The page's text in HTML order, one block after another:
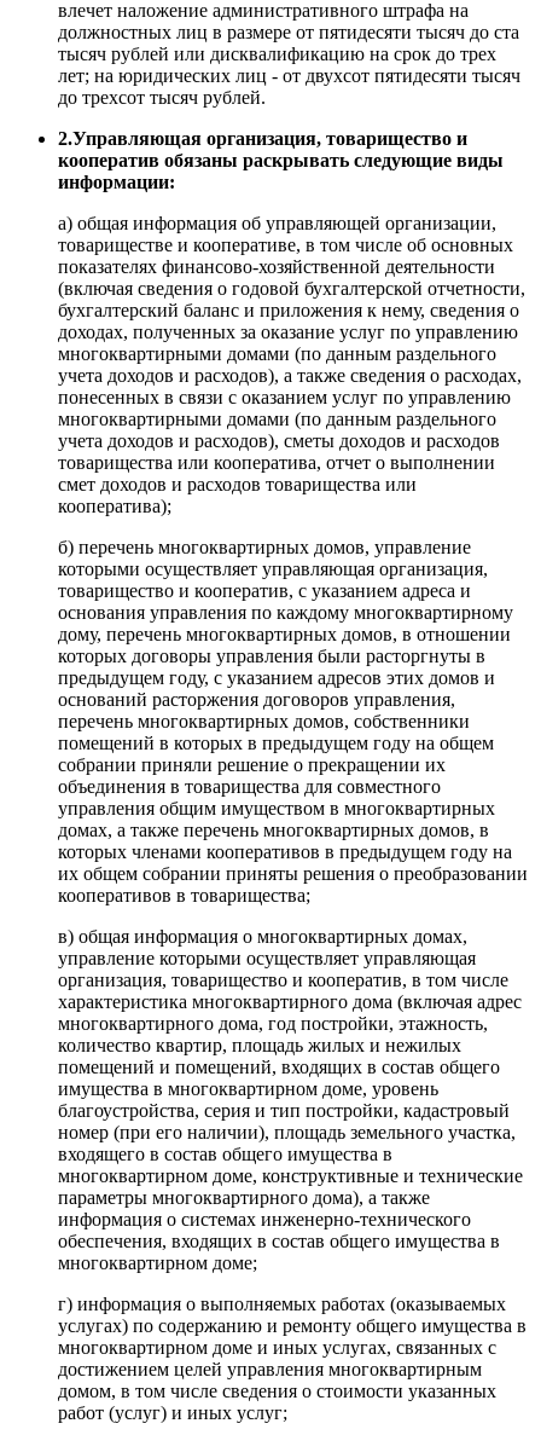
влечет наложение административного штрафа на
должностных лиц в размере от пятидесяти тысяч до ста
тысяч рублей или дисквалификацию на срок до трех
лет; на юридических лиц - от двухсот пятидесяти тысяч
до трехсот тысяч рублей.
2.Управляющая организация, товарищество и
кооператив обязаны раскрывать следующие виды
информации:
а) общая информация об управляющей организации,
товариществе и кооперативе, в том числе об основных
показателях финансово-хозяйственной деятельности
(включая сведения о годовой бухгалтерской отчетности,
бухгалтерский баланс и приложения к нему, сведения о
доходах, полученных за оказание услуг по управлению
многоквартирными домами (по данным раздельного
учета доходов и расходов), а также сведения о расходах,
понесенных в связи с оказанием услуг по управлению
многоквартирными домами (по данным раздельного
учета доходов и расходов), сметы доходов и расходов
товарищества или кооператива, отчет о выполнении
смет доходов и расходов товарищества или
кооператива);
б) перечень многоквартирных домов, управление
которыми осуществляет управляющая организация,
товарищество и кооператив, с указанием адреса и
основания управления по каждому многоквартирному
дому, перечень многоквартирных домов, в отношении
которых договоры управления были расторгнуты в
предыдущем году, с указанием адресов этих домов и
оснований расторжения договоров управления,
перечень многоквартирных домов, собственники
помещений в которых в предыдущем году на общем
собрании приняли решение о прекращении их
объединения в товарищества для совместного
управления общим имуществом в многоквартирных
домах, а также перечень многоквартирных домов, в
которых членами кооперативов в предыдущем году на
их общем собрании приняты решения о преобразовании
кооперативов в товарищества;
в) общая информация о многоквартирных домах,
управление которыми осуществляет управляющая
организация, товарищество и кооператив, в том числе
характеристика многоквартирного дома (включая адрес
многоквартирного дома, год постройки, этажность,
количество квартир, площадь жилых и нежилых
помещений и помещений, входящих в состав общего
имущества в многоквартирном доме, уровень
благоустройства, серия и тип постройки, кадастровый
номер (при его наличии), площадь земельного участка,
входящего в состав общего имущества в
многоквартирном доме, конструктивные и технические
параметры многоквартирного дома), а также
информация о системах инженерно-технического
обеспечения, входящих в состав общего имущества в
многоквартирном доме;
г) информация о выполняемых работах (оказываемых
услугах) по содержанию и ремонту общего имущества в
многоквартирном доме и иных услугах, связанных с
достижением целей управления многоквартирным
домом, в том числе сведения о стоимости указанных
работ (услуг) и иных услуг;